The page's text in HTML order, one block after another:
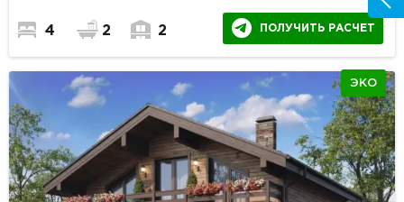
4 2 2 ПОЛУЧИТЬ РАСЧЕТ
ЭКО